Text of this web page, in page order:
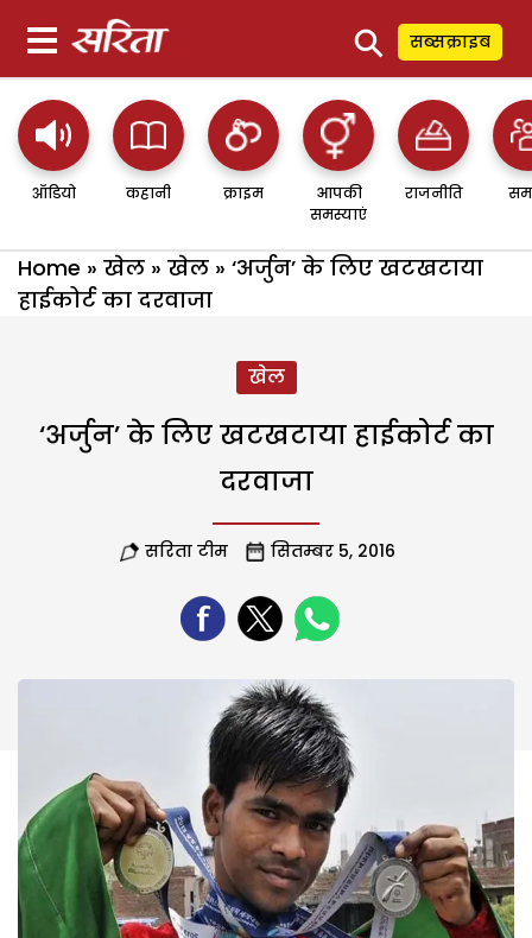
⚲ सब्सक्राइब
ऑडियो कहानी क्राइम
आपकी
समस्याएं
राजनीति
Home » खेल » खेल » ‘अर्जुन’ के लिए खटखटाया
हाईकोर्ट का दरवाजा
खेल
‘अर्जुन’ के लिए खटखटाया हाईकोर्ट का
दरवाजा
सरिता टीम सितम्बर 5, 2016